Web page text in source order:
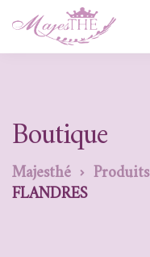
Boutique
Majesthé Produits
FLANDRES